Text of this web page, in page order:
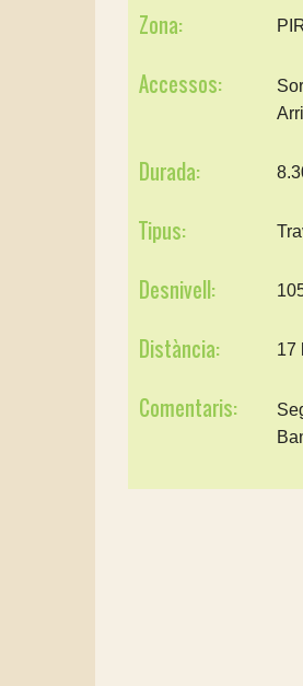
Zona:
Accessos:
Durada:
Tipus:
Desnivell:
Distància: 17
Comentaris: